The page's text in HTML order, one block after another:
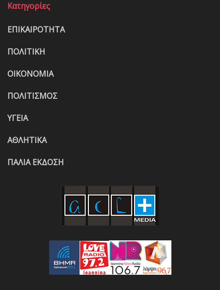
Κατηγορίες
ΕΠΙΚΑΙΡΟΤΗΤΑ
ΠΟΛΙΤΙΚΗ
ΟΙΚΟΝΟΜΙΑ
ΠΟΛΙΤΙΣΜΟΣ
ΥΓΕΙΑ
ΑΘΛΗΤΙΚΑ
ΠΑΛΙΑ ΕΚΔΟΣΗ